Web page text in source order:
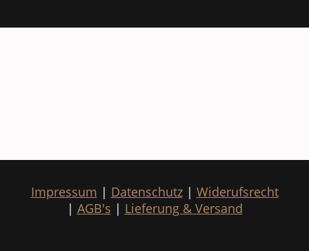
Impressum | Datenschutz| Widerufsrecht
| AGB's | Lieferung & Versand